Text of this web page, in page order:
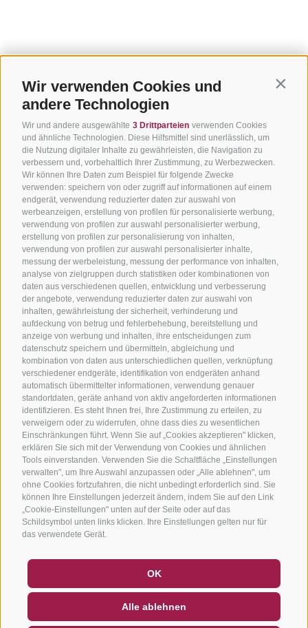
Wir verwenden Cookies und
andere Technologien
Wir und andere ausgewählte 3 Drittparteien verwenden Cookies
und ähnliche Technologien. Diese Hilfsmittel sind unerlässlich, um
die Nutzung digitaler Inhalte zu gewährleisten, die Navigation zu
verbessern und, vorbehaltlich Ihrer Zustimmung, zu Werbezwecken.
Wir können Ihre Daten zum Beispiel für folgende Zwecke
verwenden: speichern von oder zugriff auf informationen auf einem
endgerät, verwendung reduzierter daten zur auswahl von
werbeanzeigen, erstellung von profilen für personalisierte werbung,
verwendung von profilen zur auswahl personalisierter werbung,
erstellung von profilen zur personalisierung von inhalten,
verwendung von profilen zur auswahl personalisierter inhalte,
messung der werbeleistung, messung der performance von inhalten,
analyse von zielgruppen durch statistiken oder kombinationen von
daten aus verschiedenen quellen, entwicklung und verbesserung
der angebote, verwendung reduzierter daten zur auswahl von
inhalten, gewährleistung der sicherheit, verhinderung und
aufdeckung von betrug und fehlerbehebung, bereitstellung und
anzeige von werbung und inhalten, ihre entscheidungen zum
datenschutz speichern und übermitteln, abgleichung und
kombination von daten aus unterschiedlichen quellen, verknüpfung
verschiedener endgeräte, identifikation von endgeräten anhand
automatisch übermittelter informationen, verwendung genauer
standortdaten, geräte anhand von aktiv angeforderten informationen
identifizieren. Es steht Ihnen frei, Ihre Zustimmung zu erteilen, zu
verweigern oder zu widerrufen, ohne dass dies zu wesentlichen
Einschränkungen führt. Wenn Sie auf „Cookies akzeptieren" klicken,
erklären Sie sich mit der Verwendung von Cookies und ähnlichen
Tools einverstanden. Verwenden Sie die Schaltfläche „Einstellungen
verwalten", um Ihre Auswahl anzupassen oder „Alle ablehnen", um
ohne Cookies fortzufahren, die nicht unbedingt erforderlich sind. Sie
können Ihre Einstellungen jederzeit ändern, indem Sie auf den Link
„Cookie-Einstellungen" unten auf der Seite oder auf das
Schildsymbol unten links klicken. Ihre Einstellungen gelten nur für
das verwendete Gerät.
OK
Alle ablehnen
NEWSLETTER
SOCIAL WALL WETTER